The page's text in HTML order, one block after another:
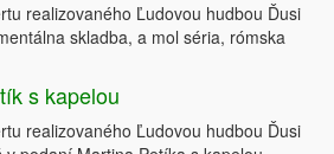
realizovaného Ľudovou hudbou Ďusi
skladba, a mol séria, rómska
s kapelou
realizovaného Ľudovou hudbou Ďusi